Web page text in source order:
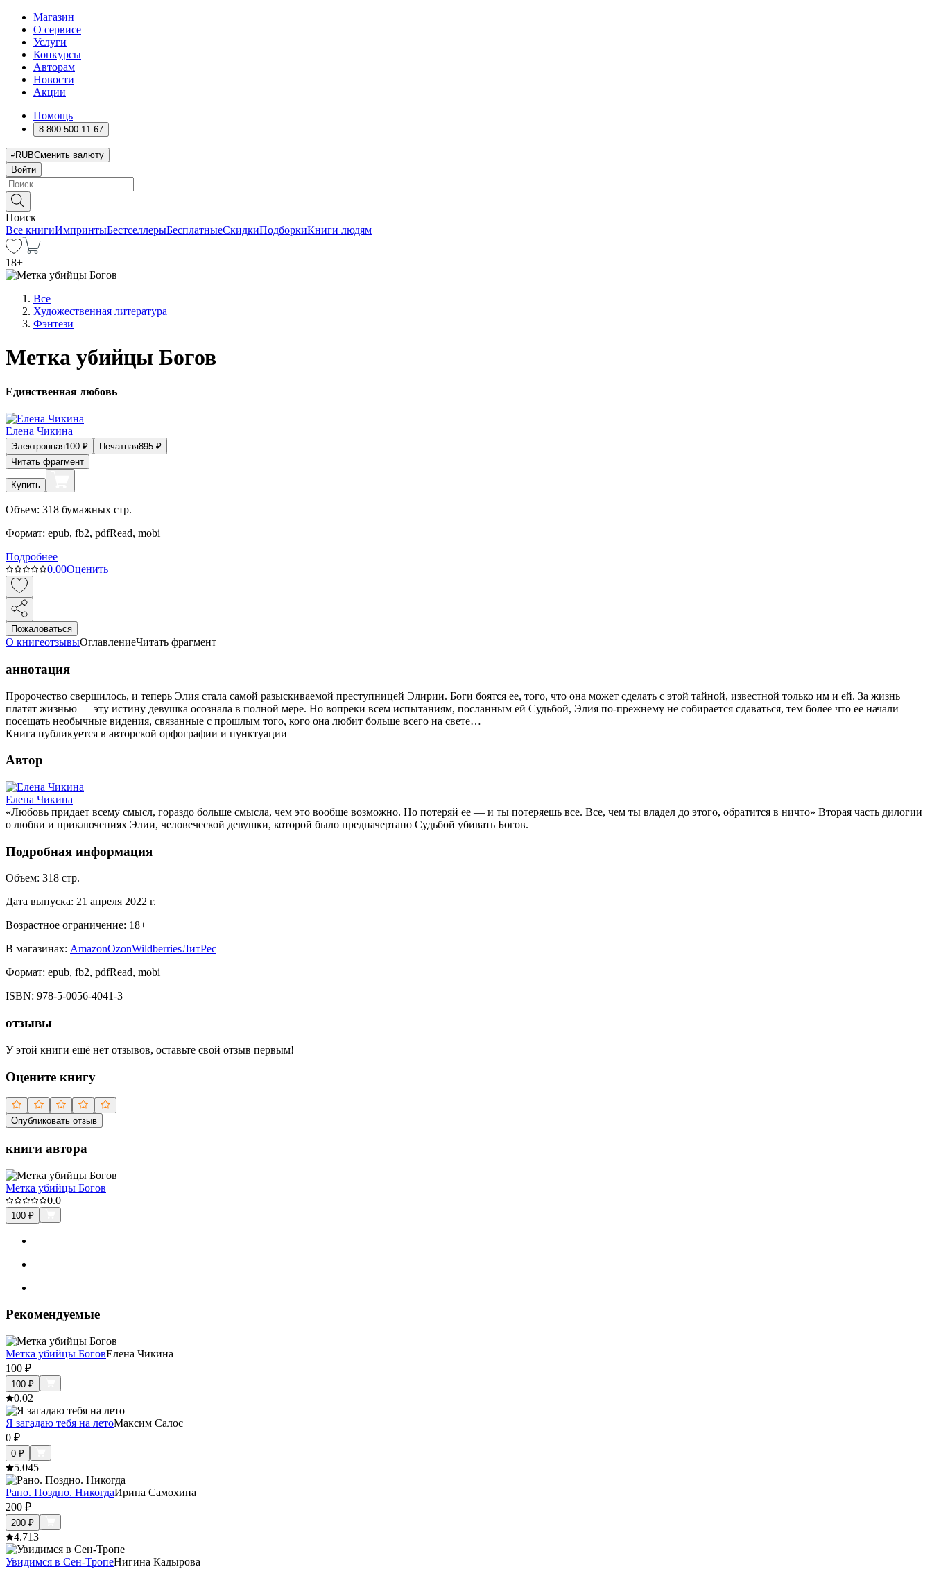
Магазин
О сервисе
Услуги
Конкурсы
Авторам
Новости
Акции
Помощь
8 800 500 11 67
RUBСменить валюту
Войти
Поиск
Все книгиИмпринтыБестселлерыБесплатныеСкидкиПодборкиКниги людям
18+
Все
Художественная литература
Фэнтези
Метка убийцы Богов
Единственная любовь
Елена Чикина
Электронная100 ₽ Печатная895 ₽
Читать фрагмент
Купить
Объем: 318 бумажных стр.
Формат: epub, fb2, pdfRead, mobi
Подробнее
0.00Оценить
Пожаловаться
О книгеотзывыОглавлениеЧитать фрагмент
аннотация
Пророчество свершилось, и теперь Элия стала самой разыскиваемой преступницей Элирии. Боги боятся ее, того, что она может сделать с этой тайной, известной только им и ей. За жизнь
платят жизнью — эту истину девушка осознала в полной мере. Но вопреки всем испытаниям, посланным ей Судьбой, Элия по-прежнему не собирается сдаваться, тем более что ее начали
посещать необычные видения, связанные с прошлым того, кого она любит больше всего на свете…
Книга публикуется в авторской орфографии и пунктуации
Автор
Елена Чикина
«Любовь придает всему смысл, гораздо больше смысла, чем это вообще возможно. Но потеряй ее — и ты потеряешь все. Все, чем ты владел до этого, обратится в ничто» Вторая часть дилогии
о любви и приключениях Элии, человеческой девушки, которой было предначертано Судьбой убивать Богов.
Подробная информация
Объем: 318 стр.
Дата выпуска: 21 апреля 2022 г.
Возрастное ограничение: 18+
В магазинах: AmazonOzonWildberriesЛитРес
Формат: epub, fb2, pdfRead, mobi
ISBN: 978-5-0056-4041-3
отзывы
У этой книги ещё нет отзывов, оставьте свой отзыв первым!
Оцените книгу
Опубликовать отзыв
книги автора
Метка убийцы Богов
0.0
100 ₽
Рекомендуемые
Метка убийцы БоговЕлена Чикина
100 ₽
100 ₽
0.02
Я загадаю тебя на летоМаксим Салос
0 ₽
0 ₽
5.045
Рано. Поздно. НикогдаИрина Самохина
200 ₽
200 ₽
4.713
Увидимся в Сен-ТропеНигина Кадырова